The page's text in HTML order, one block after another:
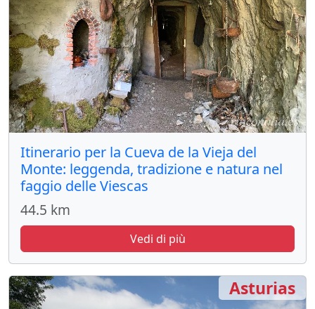
Itinerario per la Cueva de la Vieja del
Monte: leggenda, tradizione e natura nel
faggio delle Viescas
44.5 km
Vedi di più
Asturias